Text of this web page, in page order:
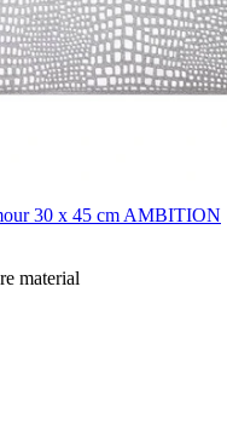
30 x 45 cm AMBITION
material